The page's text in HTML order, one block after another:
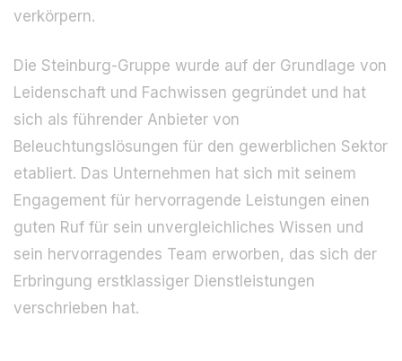
verkörpern.
Die Steinburg-Gruppe wurde auf der Grundlage von
Leidenschaft und Fachwissen gegründet und hat
sich als führender Anbieter von
Beleuchtungslösungen für den gewerblichen Sektor
etabliert. Das Unternehmen hat sich mit seinem
Engagement für hervorragende Leistungen einen
guten Ruf für sein unvergleichliches Wissen und
sein hervorragendes Team erworben, das sich der
Erbringung erstklassiger Dienstleistungen
verschrieben hat.